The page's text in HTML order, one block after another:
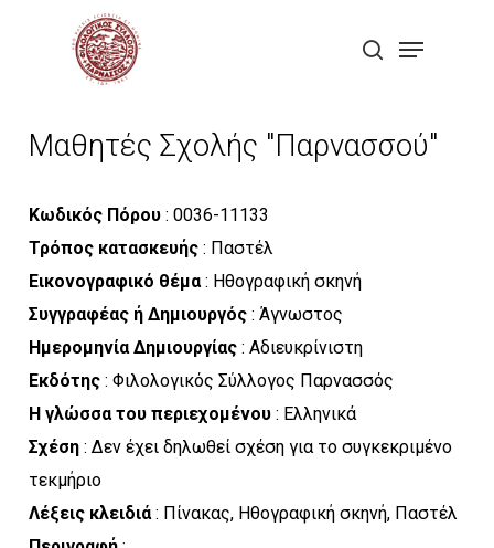
search
Menu
Μαθητές Σχολής "Παρνασσού"
Κωδικός Πόρου: 0036-11133
Τρόπος κατασκευής: Παστέλ
Εικονογραφικό θέμα: Ηθογραφική σκηνή
Συγγραφέας ή Δημιουργός: Άγνωστος
Ημερομηνία Δημιουργίας: Αδιευκρίνιστη
Εκδότης: Φιλολογικός Σύλλογος Παρνασσός
Η γλώσσα του περιεχομένου: Ελληνικά
Σχέση: Δεν έχει δηλωθεί σχέση για το συγκεκριμένο
τεκμήριο
Λέξεις κλειδιά: Πίνακας, Ηθογραφική σκηνή, Παστέλ